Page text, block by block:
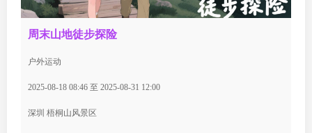
周末山地徒步探险
户外运动
2025-08-18 08:46 至 2025-08-31 12:00
深圳 梧桐山风景区